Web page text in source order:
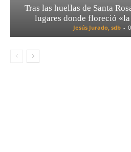
Tras las huellas de Santa
lugares donde floreció
Jesús Jurado, sdb -